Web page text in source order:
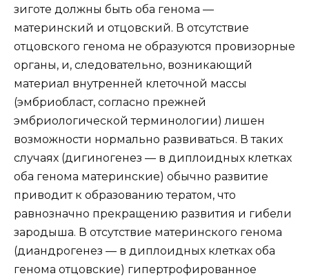
зиготе должны быть оба генома —
материнский и отцовский. В отсутствие
отцовского генома не образуются провизорные
органы, и, следовательно, возникающий
материал внутренней клеточной массы
(эмбриобласт, согласно прежней
эмбриологической терминологии) лишен
возможности нормально развиваться. В таких
случаях (дигиногенез — в диплоидных клетках
оба генома материнские) обычно развитие
приводит к образованию тератом, что
равнозначно прекращению развития и гибели
зародыша. В отсутствие материнского генома
(диандрогенез — в диплоидных клетках оба
генома отцовские) гипертрофированное